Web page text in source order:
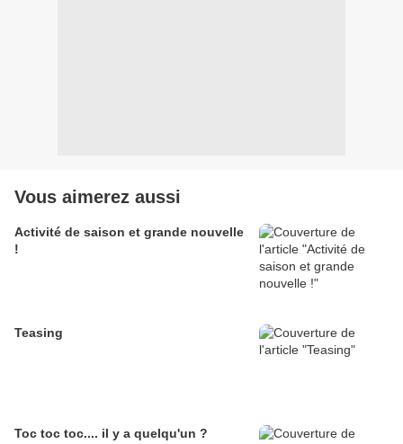
Vous aimerez aussi
Activité de saison et grande nouvelle
!
Teasing
Toc toc toc.... il y a quelqu'un ?